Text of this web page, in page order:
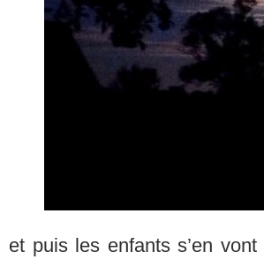
et puis les enfants s’en vont